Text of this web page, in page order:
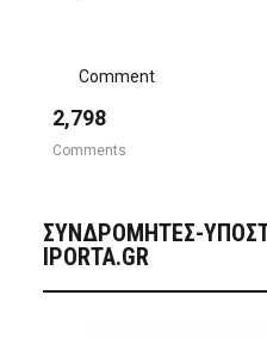
Comment
2,798
Comments
ΣΥΝΔΡΟΜΗΤΈΣ-
IPORTA.GR